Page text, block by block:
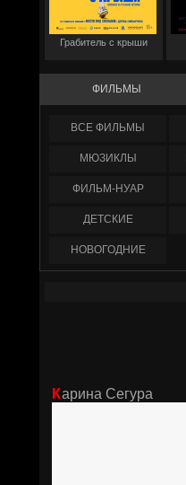
Грабитель с крыши
ФИЛЬМЫ
ФИЛЬМЫ
МЮЗИКЛЫ
ФИЛЬМ-НУАР
ДЕТСКИЕ
НОВОГОДНИЕ
Карина Сегура